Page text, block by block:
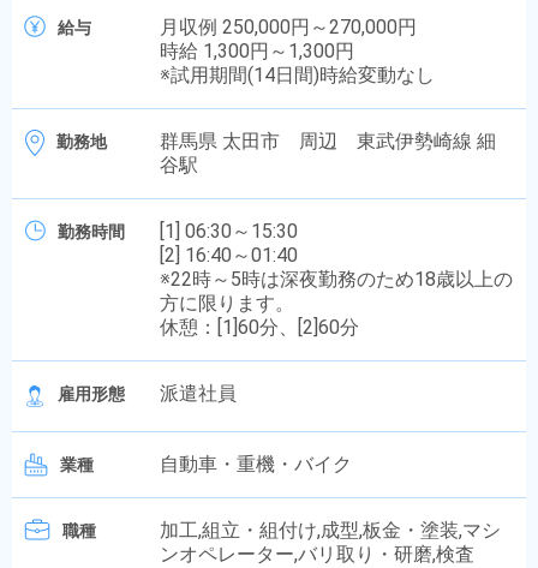
給与
月収例 250,000円～270,000円
時給 1,300円～1,300円
※試用期間(14日間)時給変動なし
勤務地
群馬県 太田市 周辺 東武伊勢崎線 細
谷駅
勤務時間
[1] 06:30～15:30
[2] 16:40～01:40
※22時～5時は深夜勤務のため18歳以上の
方に限ります。
休憩：[1]60分、[2]60分
雇用形態 派遣社員
業種 自動車・重機・バイク
職種
加工,組立・組付け,成型,板金・塗装,マシ
ンオペレーター,バリ取り・研磨,検査